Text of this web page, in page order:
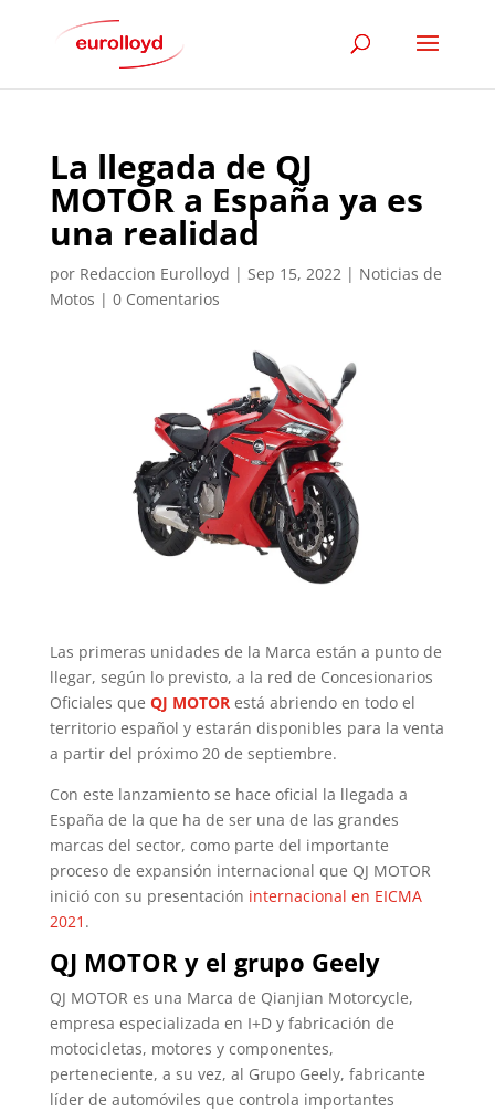
La llegada de QJ
MOTOR a España ya es
una realidad
por Redaccion Eurolloyd | Sep 15, 2022| Noticias de
Motos | 0 Comentarios
Las primeras unidades de la Marca están a punto de
llegar, según lo previsto, a la red de Concesionarios
Oficiales que QJ MOTORestá abriendo en todo el
territorio español y estarán disponibles para la venta
a partir del próximo 20 de septiembre.
Con este lanzamiento se hace oficial la llegada a
España de la que ha de ser una de las grandes
marcas del sector, como parte del importante
proceso de expansión internacional que QJ MOTOR
inició con su presentación internacional en EICMA
2021 .
QJ MOTOR y el grupo Geely
QJ MOTOR es una Marca de Qianjian Motorcycle,
empresa especializada en I+D y fabricación de
motocicletas, motores y componentes,
perteneciente, a su vez, al Grupo Geely, fabricante
líder de automóviles que controla importantes